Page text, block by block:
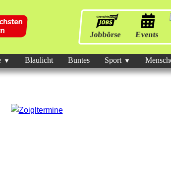
Jobbörse Events
Blaulicht Buntes Sport